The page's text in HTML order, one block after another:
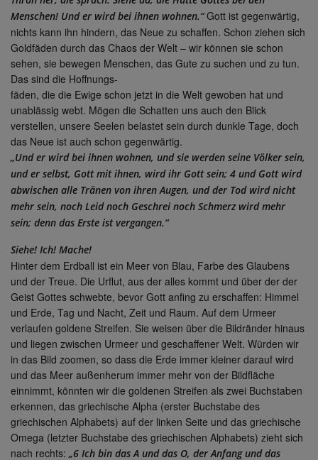
Menschen! Und er wird bei ihnen wohnen.“Gott ist gegenwärtig,
nichts kann ihn hindern, das Neue zu schaffen. Schon ziehen sich
Goldfäden durch das Chaos der Welt – wir können sie schon
sehen, sie bewegen Menschen, das Gute zu suchen und zu tun.
Das sind die Hoffnungs-
fäden, die die Ewige schon jetzt in die Welt gewoben hat und
unablässig webt. Mögen die Schatten uns auch den Blick
verstellen, unsere Seelen belastet sein durch dunkle Tage, doch
das Neue ist auch schon gegenwärtig.
„Und er wird bei ihnen wohnen, und sie werden seine Völker sein,
und er selbst, Gott mit ihnen, wird ihr Gott sein; 4 und Gott wird
abwischen alle Tränen von ihren Augen, und der Tod wird nicht
mehr sein, noch Leid noch Geschrei noch Schmerz wird mehr
sein; denn das Erste ist vergangen.“
Siehe! Ich! Mache!
Hinter dem Erdball ist ein Meer von Blau, Farbe des Glaubens
und der Treue. Die Urflut, aus der alles kommt und über der der
Geist Gottes schwebte, bevor Gott anfing zu erschaffen: Himmel
und Erde, Tag und Nacht, Zeit und Raum. Auf dem Urmeer
verlaufen goldene Streifen. Sie weisen über die Bildränder hinaus
und liegen zwischen Urmeer und geschaffener Welt. Würden wir
in das Bild zoomen, so dass die Erde immer kleiner darauf wird
und das Meer außenherum immer mehr von der Bildfläche
einnimmt, könnten wir die goldenen Streifen als zwei Buchstaben
erkennen, das griechische Alpha (erster Buchstabe des
griechischen Alphabets) auf der linken Seite und das griechische
Omega (letzter Buchstabe des griechischen Alphabets) zieht sich
nach rechts: „6 Ich bin das A und das O, der Anfang und das